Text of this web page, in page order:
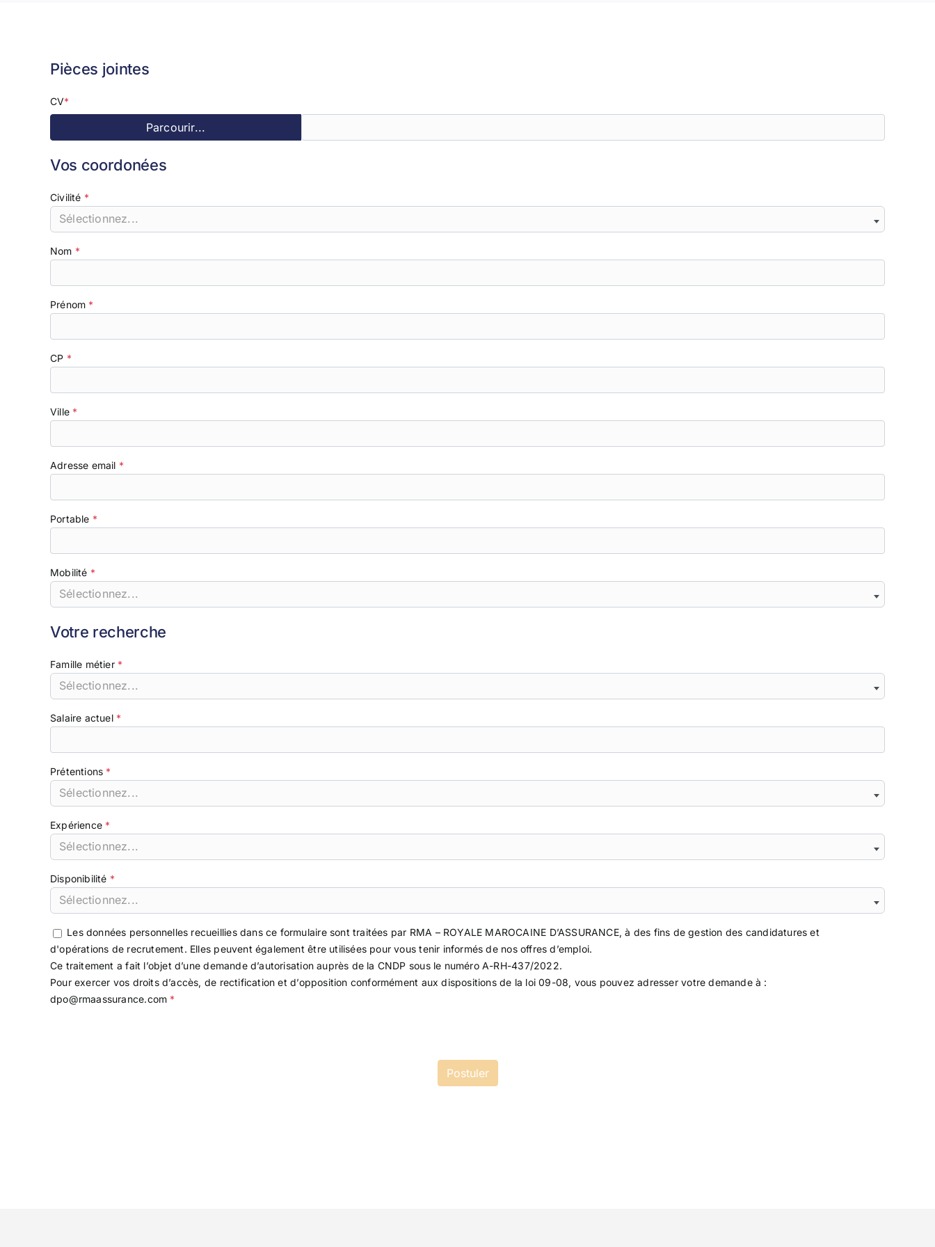
Pièces jointes
CV
Parcourir...
Vos coordonées
Civilité
Sélectionnez...
Nom
Prénom
CP
Ville
Adresse email
Portable
Mobilité
Sélectionnez...
Votre recherche
Famille métier
Sélectionnez...
Salaire actuel
Prétentions
Sélectionnez...
Expérience
Sélectionnez...
Disponibilité
Sélectionnez...
Les données personnelles recueillies dans ce formulaire sont traitées par RMA – ROYALE MAROCAINE D’ASSURANCE, à des fins de gestion des candidatures et
d'opérations de recrutement. Elles peuvent également être utilisées pour vous tenir informés de nos offres d’emploi.
Ce traitement a fait l’objet d’une demande d’autorisation auprès de la CNDP sous le numéro A-RH-437/2022.
Pour exercer vos droits d’accès, de rectification et d’opposition conformément aux dispositions de la loi 09-08, vous pouvez adresser votre demande à :
dpo@rmaassurance.com